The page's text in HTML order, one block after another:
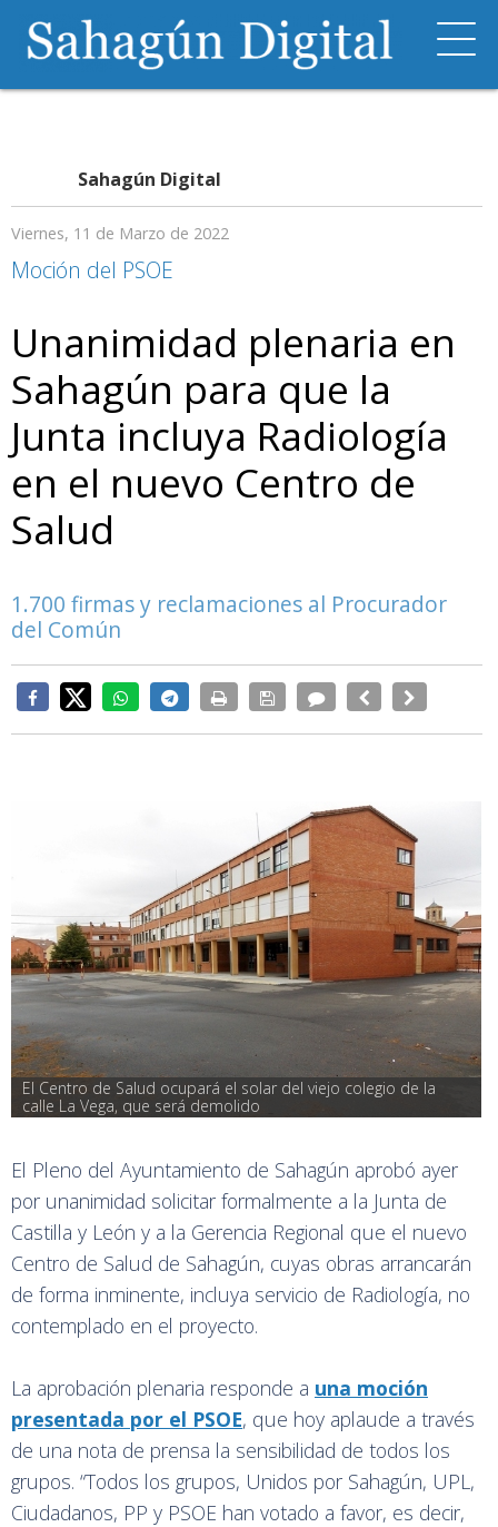
Sahagún Digital
Viernes, 11 de Marzo de 2022
Moción del PSOE
Unanimidad plenaria en
Sahagún para que la
Junta incluya Radiología
en el nuevo Centro de
Salud
1.700 firmas y reclamaciones al Procurador
del Común
El Centro de Salud ocupará el solar del viejo colegio de la
calle La Vega, que será demolido
El Pleno del Ayuntamiento de Sahagún aprobó ayer
por unanimidad solicitar formalmente a la Junta de
Castilla y León y a la Gerencia Regional que el nuevo
Centro de Salud de Sahagún, cuyas obras arrancarán
de forma inminente, incluya servicio de Radiología, no
contemplado en el proyecto.
La aprobación plenaria responde a una moción
presentada por el PSOE, que hoy aplaude a través
de una nota de prensa la sensibilidad de todos los
grupos. “Todos los grupos, Unidos por Sahagún, UPL,
Ciudadanos, PP y PSOE han votado a favor, es decir,